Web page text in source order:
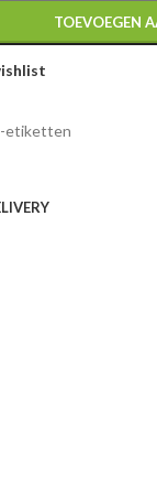
TOEVOEGEN
etiketten